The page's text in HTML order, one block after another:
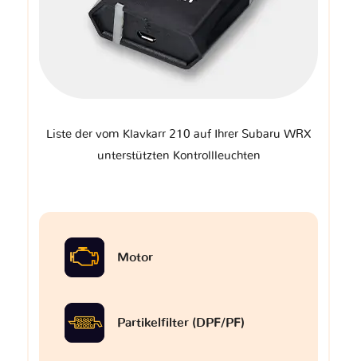
Liste der vom Klavkarr 210 auf Ihrer Subaru WRX
unterstützten Kontrollleuchten
Motor
Partikelfilter (DPF/PF)